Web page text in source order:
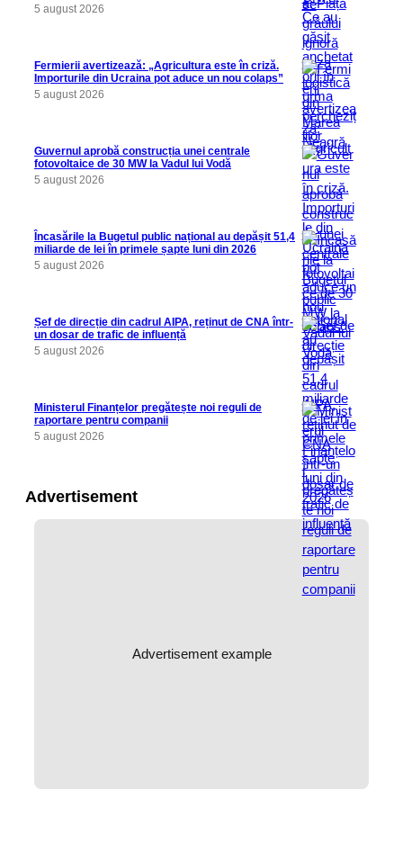
5 august 2026
Fermierii avertizează: „Agricultura este în criză.
Importurile din Ucraina pot aduce un nou colaps”
5 august 2026
Guvernul aprobă construcția unei centrale
fotovoltaice de 30 MW la Vadul lui Vodă
5 august 2026
Încasările la Bugetul public național au depășit 51,4
miliarde de lei în primele șapte luni din 2026
5 august 2026
Șef de direcție din cadrul AIPA, reținut de CNA într-
un dosar de trafic de influență
5 august 2026
Ministerul Finanțelor pregătește noi reguli de
raportare pentru companii
5 august 2026
Advertisement
Advertisement example